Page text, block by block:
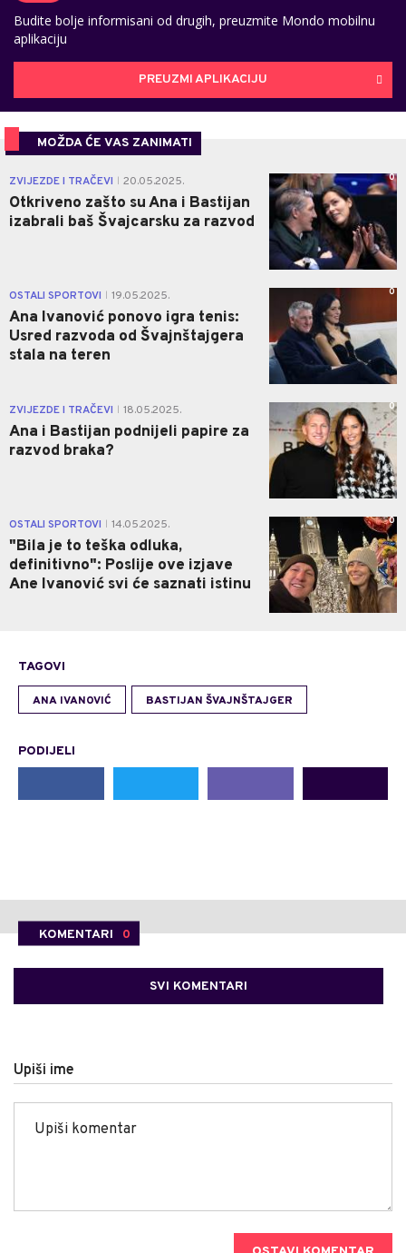
Budite bolje informisani od drugih, preuzmite Mondo mobilnu
aplikaciju
PREUZMI APLIKACIJU
MOŽDA ĆE VAS ZANIMATI
ZVIJEZDE I TRAČEVI 20.05.2025.
Otkriveno zašto su Ana i Bastijan
izabrali baš Švajcarsku za razvod
0
OSTALI SPORTOVI 19.05.2025.
Ana Ivanović ponovo igra tenis:
Usred razvoda od Švajnštajgera
stala na teren
0
ZVIJEZDE I TRAČEVI 18.05.2025.
Ana i Bastijan podnijeli papire za
razvod braka?
0
OSTALI SPORTOVI 14.05.2025.
"Bila je to teška odluka,
definitivno": Poslije ove izjave
Ane Ivanović svi će saznati istinu
0
TAGOVI
ANA IVANOVIĆ BASTIJAN ŠVAJNŠTAJGER
PODIJELI
KOMENTARI 0
SVI KOMENTARI
Upiši ime